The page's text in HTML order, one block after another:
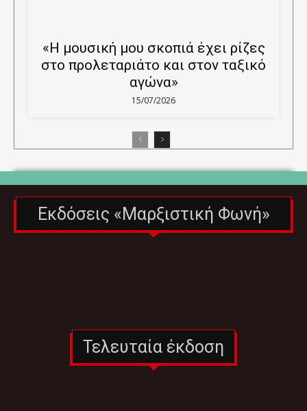
«Η μουσική μου σκοπιά έχει ρίζες
στο προλεταριάτο και στον ταξικό
αγώνα»
15/07/2026
Εκδόσεις «Μαρξιστική Φωνή»
Τελευταία έκδοση